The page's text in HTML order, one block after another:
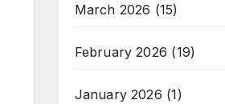
March 2026 (15)
February 2026 (19)
January 2026 (1)